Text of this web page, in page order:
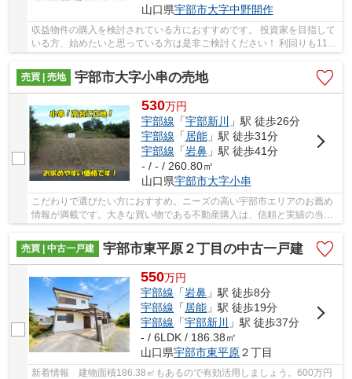
山口県宇部市大字中野開作
収益物件の購入を検討されている方におすすめです。 投資家を目指して
いる方、始めたいと思っている方は是非ご検討ください！ 利回りも11％
売買 | 売地
宇部市大字小串の売地
530万円
宇部線 「宇部新川
」駅 徒歩26分
宇部線 「 居能」駅 徒歩31分
宇部線 「岩鼻」駅 徒歩41分
- / - / 260.80㎡
山口県宇部市大字小串
こだわりで選びたい方におすすめ。ニーズの高い宇部市エリアのお薦め
情報が満載です。大きな買い物である不動産購入は、信頼と実績の当社
売買 | 中古一戸建
宇部市東平原２丁目の中古一戸建
550万円
宇部線 「岩鼻 」駅 徒歩8分
宇部線 「 居能 」駅 徒歩19分
宇部線 「宇部新川
」駅 徒歩37分
- / 6LDK / 186.38㎡
山口県宇部市東平原２丁目
新着情報 建物面積186.38㎡もあるので有効活用しましょう。600万円